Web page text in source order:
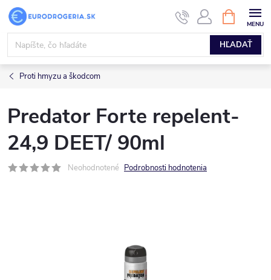
Prejsť
obsah
HĽADAŤ
KOŠÍK
Proti hmyzu a škodcom
Predator Forte repelent-
24,9 DEET/ 90ml
Neohodnotené Podrobnosti hodnotenia